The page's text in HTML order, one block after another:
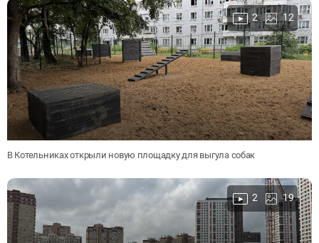
2 12
В Котельниках открыли новую площадку для выгула собак
2 19